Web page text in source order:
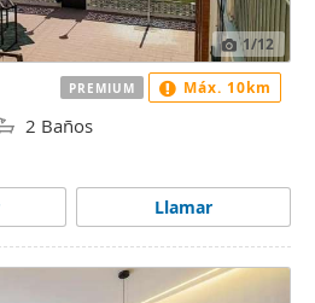
1/12
2 Baños
Llamar
PREMIUM Máx. 10km